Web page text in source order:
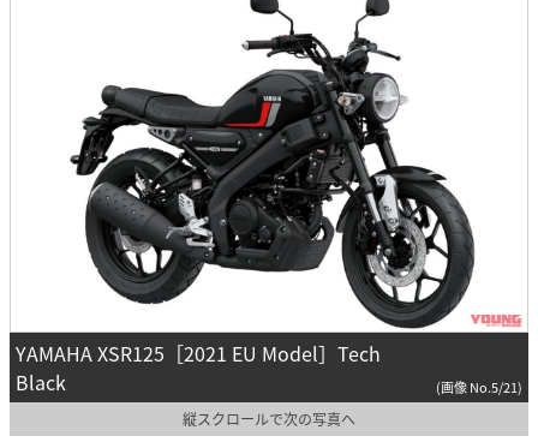
YAMAHA XSR125［2021 EU Model］Tech
Black
(画像 No.5/21)
縦スクロールで次の写真へ